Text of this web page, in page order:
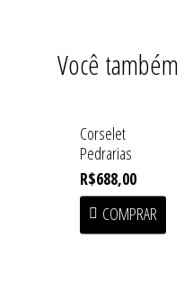
Você
Corselet
Pedrarias
R$688,00
COMPRAR